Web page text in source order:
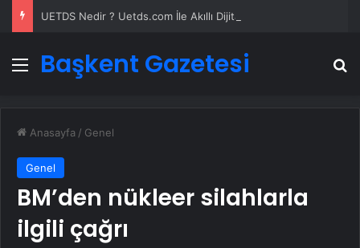
Menü
Başkent Gazetesi
Anasayfa / Genel
Genel
BM’den nükleer silahlarla
ilgili çağrı